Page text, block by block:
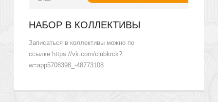
НАБОР В КОЛЛЕКТИВЫ
Записаться в коллективы можно по
ссылке https://vk.com/clubkrck?
w=app5708398_-48773108